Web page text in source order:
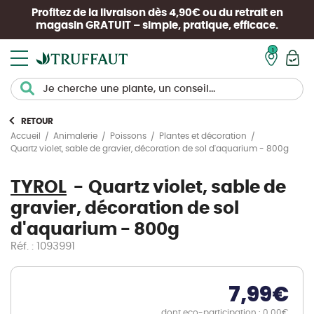
Profitez de la livraison dès 4,90€ ou du retrait en
magasin GRATUIT – simple, pratique, efficace.
RETOUR
Accueil
Animalerie Poissons
Plantes et décoration
Quartz violet, sable de gravier, décoration de sol d'aquarium - 800g
TYROL
Quartz violet, sable de
gravier, décoration de sol
d'aquarium - 800g
Réf. : 1093991
7,99€